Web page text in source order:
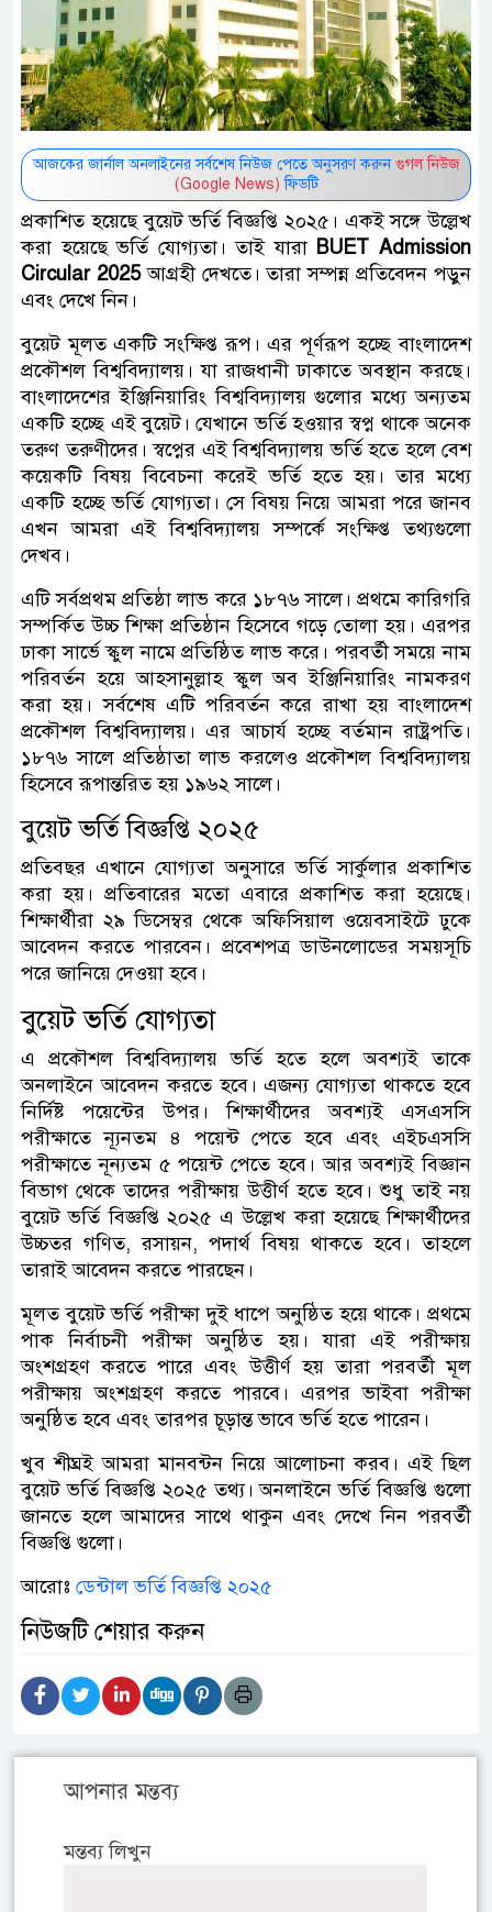
আজকের জার্নাল অনলাইনের সর্বশেষ নিউজ পেতে অনুসরণ করুন গুগল নিউজ
(Google News) ফিডটি
প্রকাশিত হয়েছে বুয়েট ভর্তি বিজ্ঞপ্তি ২০২৫। একই সঙ্গে উল্লেখ
করা হয়েছে ভর্তি যোগ্যতা। তাই যারা BUET Admission
Circular 2025আগ্রহী দেখতে। তারা সম্পন্ন প্রতিবেদন পড়ুন
এবং দেখে নিন।
বুয়েট মূলত একটি সংক্ষিপ্ত রূপ। এর পূর্ণরূপ হচ্ছে বাংলাদেশ
প্রকৌশল বিশ্ববিদ্যালয়। যা রাজধানী ঢাকাতে অবস্থান করছে।
বাংলাদেশের ইঞ্জিনিয়ারিং বিশ্ববিদ্যালয় গুলোর মধ্যে অন্যতম
একটি হচ্ছে এই বুয়েট। যেখানে ভর্তি হওয়ার স্বপ্ন থাকে অনেক
তরুণ তরুণীদের। স্বপ্নের এই বিশ্ববিদ্যালয় ভর্তি হতে হলে বেশ
কয়েকটি বিষয় বিবেচনা করেই ভর্তি হতে হয়। তার মধ্যে
একটি হচ্ছে ভর্তি যোগ্যতা। সে বিষয় নিয়ে আমরা পরে জানব
এখন আমরা এই বিশ্ববিদ্যালয় সম্পর্কে সংক্ষিপ্ত তথ্যগুলো
দেখব।
এটি সর্বপ্রথম প্রতিষ্ঠা লাভ করে ১৮৭৬ সালে। প্রথমে কারিগরি
সম্পর্কিত উচ্চ শিক্ষা প্রতিষ্ঠান হিসেবে গড়ে তোলা হয়। এরপর
ঢাকা সার্ভে স্কুল নামে প্রতিষ্ঠিত লাভ করে। পরবর্তী সময়ে নাম
পরিবর্তন হয়ে আহসানুল্লাহ স্কুল অব ইঞ্জিনিয়ারিং নামকরণ
করা হয়। সর্বশেষ এটি পরিবর্তন করে রাখা হয় বাংলাদেশ
প্রকৌশল বিশ্ববিদ্যালয়। এর আচার্য হচ্ছে বর্তমান রাষ্ট্রপতি।
১৮৭৬ সালে প্রতিষ্ঠাতা লাভ করলেও প্রকৌশল বিশ্ববিদ্যালয়
হিসেবে রূপান্তরিত হয় ১৯৬২ সালে।
বুয়েট ভর্তি বিজ্ঞপ্তি ২০২৫
প্রতিবছর এখানে যোগ্যতা অনুসারে ভর্তি সার্কুলার প্রকাশিত
করা হয়। প্রতিবারের মতো এবারে প্রকাশিত করা হয়েছে।
শিক্ষার্থীরা ২৯ ডিসেম্বর থেকে অফিসিয়াল ওয়েবসাইটে ঢুকে
আবেদন করতে পারবেন। প্রবেশপত্র ডাউনলোডের সময়সূচি
পরে জানিয়ে দেওয়া হবে।
বুয়েট ভর্তি যোগ্যতা
এ প্রকৌশল বিশ্ববিদ্যালয় ভর্তি হতে হলে অবশ্যই তাকে
অনলাইনে আবেদন করতে হবে। এজন্য যোগ্যতা থাকতে হবে
নির্দিষ্ট পয়েন্টের উপর। শিক্ষার্থীদের অবশ্যই এসএসসি
পরীক্ষাতে ন্যূনতম ৪ পয়েন্ট পেতে হবে এবং এইচএসসি
পরীক্ষাতে নূন্যতম ৫ পয়েন্ট পেতে হবে। আর অবশ্যই বিজ্ঞান
বিভাগ থেকে তাদের পরীক্ষায় উত্তীর্ণ হতে হবে। শুধু তাই নয়
বুয়েট ভর্তি বিজ্ঞপ্তি ২০২৫ এ উল্লেখ করা হয়েছে শিক্ষার্থীদের
উচ্চতর গণিত, রসায়ন, পদার্থ বিষয় থাকতে হবে। তাহলে
তারাই আবেদন করতে পারছেন।
মূলত বুয়েট ভর্তি পরীক্ষা দুই ধাপে অনুষ্ঠিত হয়ে থাকে। প্রথমে
পাক নির্বাচনী পরীক্ষা অনুষ্ঠিত হয়। যারা এই পরীক্ষায়
অংশগ্রহণ করতে পারে এবং উত্তীর্ণ হয় তারা পরবর্তী মূল
পরীক্ষায় অংশগ্রহণ করতে পারবে। এরপর ভাইবা পরীক্ষা
অনুষ্ঠিত হবে এবং তারপর চূড়ান্ত ভাবে ভর্তি হতে পারেন।
খুব শীঘ্রই আমরা মানবন্টন নিয়ে আলোচনা করব। এই ছিল
বুয়েট ভর্তি বিজ্ঞপ্তি ২০২৫ তথ্য। অনলাইনে ভর্তি বিজ্ঞপ্তি গুলো
জানতে হলে আমাদের সাথে থাকুন এবং দেখে নিন পরবর্তী
বিজ্ঞপ্তি গুলো।
আরোঃ ডেন্টাল ভর্তি বিজ্ঞপ্তি ২০২৫
নিউজটি শেয়ার করুন
আপনার মন্তব্য
মন্তব্য লিখুন